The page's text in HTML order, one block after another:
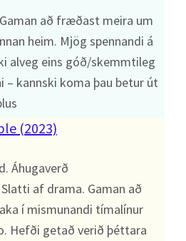
að fræðast meira um
heim. Mjög spennandi á
alveg eins góð/skemmtileg
– kannski koma þau betur út
(2023)
Áhugaverð
af drama. Gaman að
í mismunandi tímalínur
Hefði getað verið þéttara